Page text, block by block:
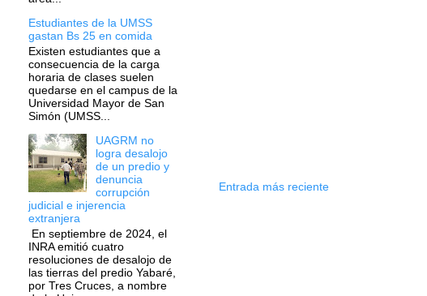
Entrada más reciente
Estudiantes de la UMSS
gastan Bs 25 en comida
Existen estudiantes que a
consecuencia de la carga
horaria de clases suelen
quedarse en el campus de la
Universidad Mayor de San
Simón (UMSS...
UAGRM no
logra desalojo
de un predio y
denuncia
corrupción
judicial e injerencia
extranjera
En septiembre de 2024, el
INRA emitió cuatro
resoluciones de desalojo de
las tierras del predio Yabaré,
por Tres Cruces, a nombre